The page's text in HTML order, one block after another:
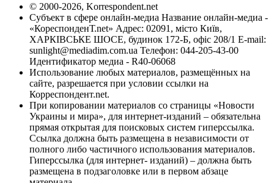
© 2000-2026, Korrespondent.net
Субъект в сфере онлайн-медиа Название онлайн-медиа -
«КореспонденТ.net» Адрес: 02091, місто Київ,
ХАРКІВСЬКЕ ШОСЕ, будинок 172-Б, офіс 208/1 E-mail:
sunlight@mediadim.com.ua Телефон: 044-205-43-00
Идентификатор медиа - R40-06068
Использование любых материалов, размещённых на
сайте, разрешается при условии ссылки на
Корреспондент.net.
При копировании материалов со страницы «Новости
Украины и мира», для интернет-изданий – обязательна
прямая открытая для поисковых систем гиперссылка.
Ссылка должна быть размещена в независимости от
полного либо частичного использования материалов.
Гиперссылка (для интернет- изданий) – должна быть
размещена в подзаголовке или в первом абзаце